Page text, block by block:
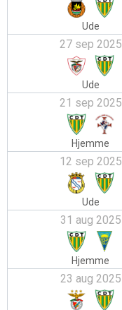
Ude
27 sep 2025
Ude
21 sep 2025
Hjemme
12 sep 2025
Ude
31 aug 2025
Hjemme
23 aug 2025